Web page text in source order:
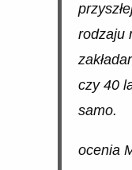
rodzaju
czy 40
samo.
ocenia